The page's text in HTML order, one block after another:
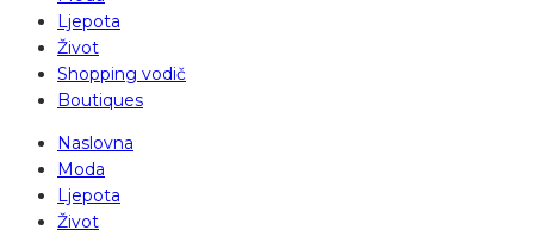
Ljepota
Život
Shopping vodič
Boutiques
Naslovna
Moda
Ljepota
Život